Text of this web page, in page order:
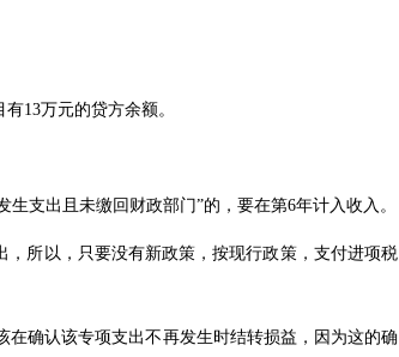
13万元的贷方余额。
生支出且未缴回财政部门”的，要在第6年计入收入。
所以，只要没有新政策，按现行政策，支付进项税
确认该专项支出不再发生时结转损益，因为这的确